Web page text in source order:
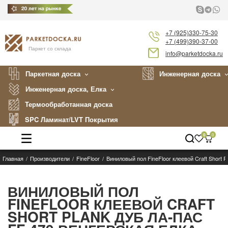
Паркет со склада
+7 (925)330-75-30
+7 (499)390-37-00
info@parketdocka.ru
Паркетная доска
Инженерная доска
Инженерная доска, Елка
Термообработанная доска
SPC Ламинат/LVT Покрытия
Каталог
Укладка
Примеры работ
0 0
Главная Производители FineFloor Виниловый пол FineFloor клеевой Craft Short
ВИНИЛОВЫЙ ПОЛ
FINEFLOOR КЛЕЕВОЙ CRAFT
SHORT PLANK ДУБ ЛА-ПАС